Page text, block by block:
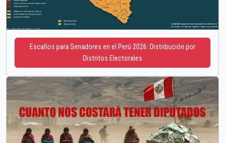
Escaños para Senadores en el Perú 2026: Distribución por
Distritos Electorales